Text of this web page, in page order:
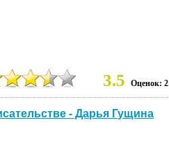
3.5 Оценок: 2
- Дарья Гущина